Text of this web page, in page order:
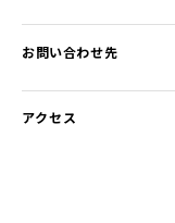
お問い合わせ先
アクセス